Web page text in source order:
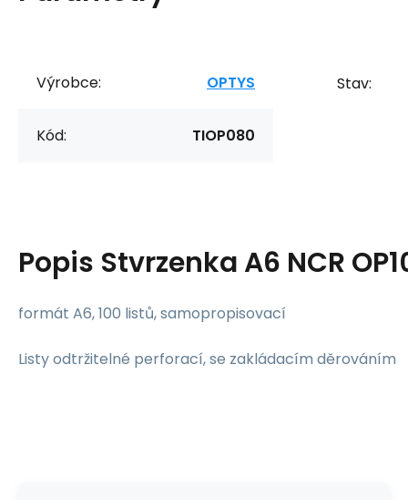
Výrobce: OPTYS
Kód: TIOP080
Stav:
Popis Stvrzenka A6 NCR
formát A6, 100 listů, samopropisovací
Listy odtržitelné perforací, se zakládacím děrováním